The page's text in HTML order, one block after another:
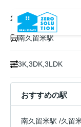
久大本線 南久留
南久留米駅
3K,3DK,3LDK
おすすめの駅
南久留米駅 /久留